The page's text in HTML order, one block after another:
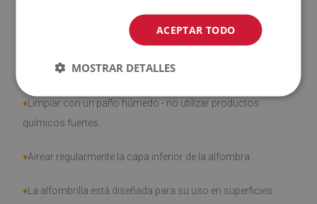
¿Cómo cuidar el producto?
♦ Limpiar con un paño húmedo - no utilizar productos
químicos fuertes.
♦Airear regularmente la capa inferior de la alfombra.
♦ La alfombrilla está diseñada para su uso en superficies
ACEPTAR TODO
MOSTRAR DETALLES